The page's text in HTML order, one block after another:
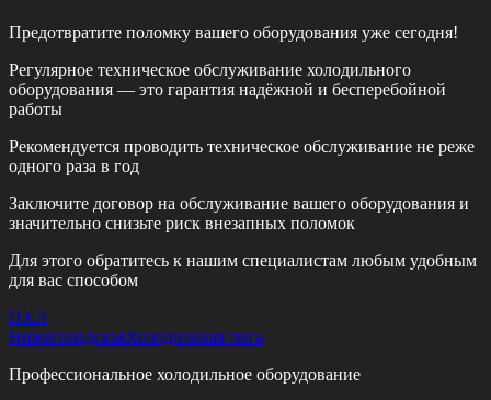
Предотвратите поломку вашего оборудования уже сегодня!
Регулярное техническое обслуживание холодильного
оборудования — это гарантия надёжной и бесперебойной
работы
Рекомендуется проводить техническое обслуживание не реже
одного раза в год
Заключите договор на обслуживание вашего оборудования и
значительно снизьте риск внезапных поломок
Для этого обратитесь к нашим специалистам любым удобным
для вас способом
НХЛ
НижегородскаяХолодильная лига
Профессиональное холодильное оборудование